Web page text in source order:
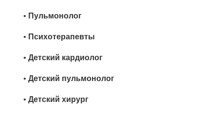
• Пульмонолог
• Психотерапевты
• Детский кардиолог
• Детский пульмонолог
• Детский хирург